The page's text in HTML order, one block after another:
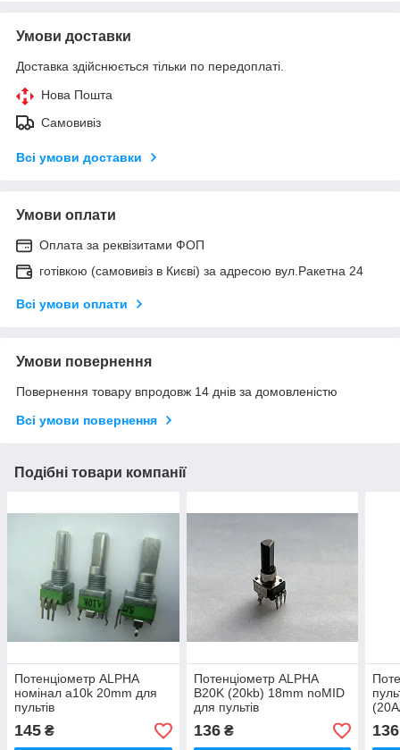
Умови доставки
Доставка здійснюється тільки по передоплаті.
Нова Пошта
Самовивіз
Всі умови доставки
Умови оплати
Оплата за реквізитами ФОП
готівкою (самовивіз в Києві) за адресою вул.Ракетна 24
Всі умови оплати
Умови повернення
Повернення товару впродовж 14 днів за домовленістю
Всі умови повернення
Подібні товари компанії
Потенціометр ALPHA
номінал a10k 20mm для
пультів
145 ₴
Потенціометр ALPHA
B20K (20kb) 18mm noMID
для пультів
136₴ 136